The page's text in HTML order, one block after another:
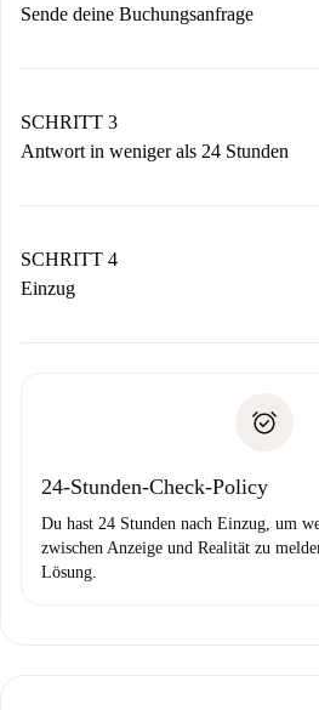
Sende deine Buchungsanfrage
Denk daran, dass wir dich erst
Vermieter zustimmt.
SCHRITT 3
Antwort in weniger als 24 Stunden
stellen den Kontakt her.
Wenn der Vermieter ablehnen
SCHRITT 4
Einzug
24-Stunden-Check-Policy
Du hast 24 Stunden nach Einzug, um
zwischen Anzeige und Realität zu
Lösung.